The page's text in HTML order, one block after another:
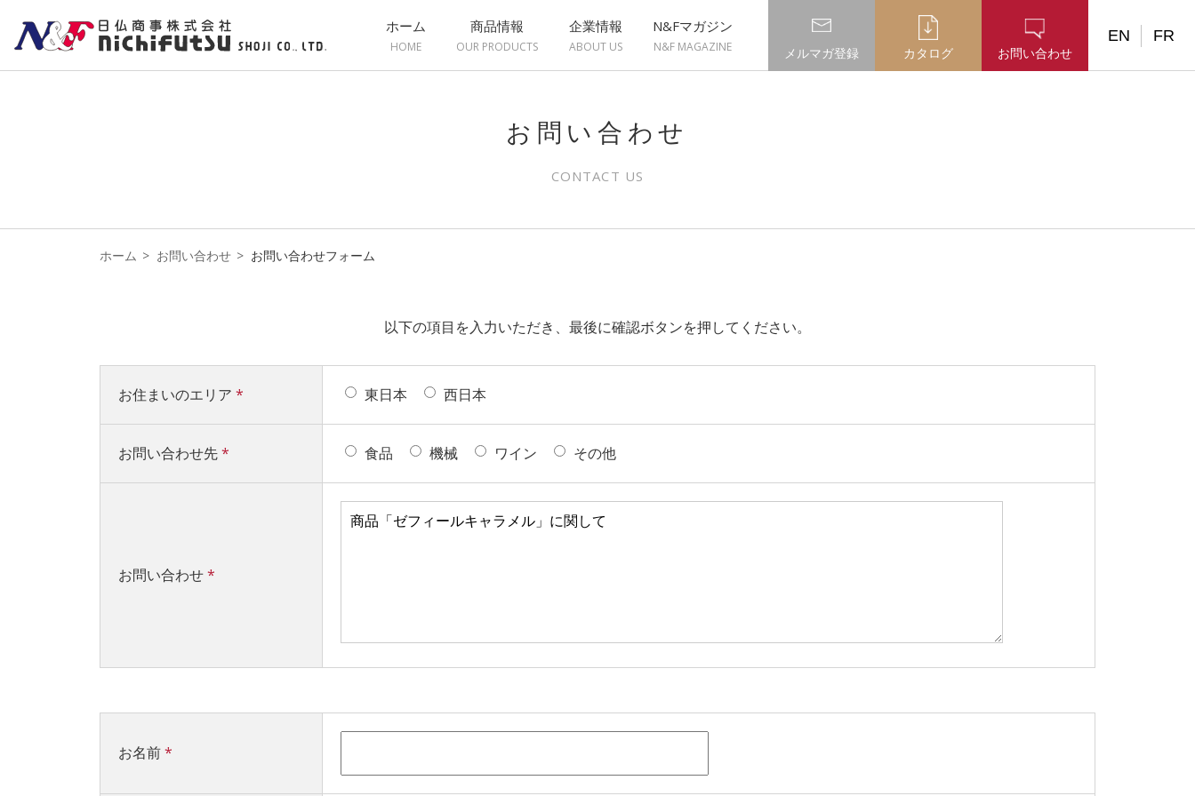
ホーム
HOME
商品情報
OUR PRODUCTS
企業情報
ABOUT US
N&Fマガジン
N&F MAGAZINE メルマガ登録 カタログ お問い合わせ
EN FR
お問い合わせ
CONTACT US
ホーム お問い合わせ お問い合わせフォーム
以下の項目を入力いただき、最後に確認ボタンを押してください。
お住まいのエリア * 東日本 西日本
お問い合わせ先* 食品 機械 ワイン その他
お問い合わせ*
お名前*